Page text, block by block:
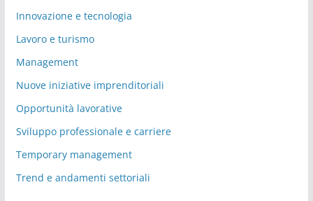
Innovazione e tecnologia
Lavoro e turismo
Management
Nuove iniziative imprenditoriali
Opportunità lavorative
Sviluppo professionale e carriere
Temporary management
Trend e andamenti settoriali